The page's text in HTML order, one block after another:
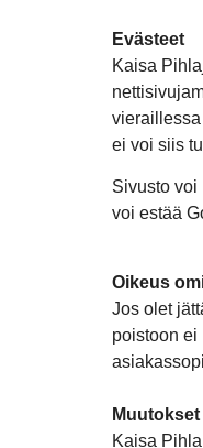
Evästeet
Kaisa
ei voi siis
Sivusto voi
voi estää
Oikeus
Jos olet
poistoon ei
Kaisa